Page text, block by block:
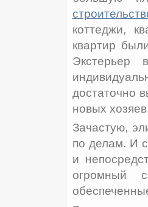
коттеджи,
квартир
Экстерьер
достаточно
новых
Зачастую,
по делам. И
и
огромный